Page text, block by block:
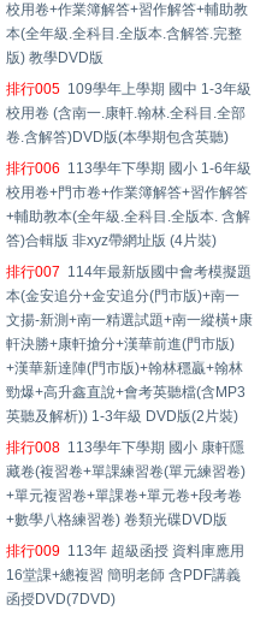
校用卷+作業簿解答+習作解答+輔助教
本(全年級.全科目.全版本.含解答.完整
版) 教學DVD版
排行005 109學年上學期 國中 1-3年級
校用卷 (含南一.康軒.翰林.全科目.全部
卷.含解答)DVD版(本學期包含英聽)
排行006 113學年下學期 國小 1-6年級
校用卷+門市卷+作業簿解答+習作解答
+輔助教本(全年級.全科目.全版本. 含解
答)合輯版 非xyz帶網址版 (4片裝)
排行007 114年最新版國中會考模擬題
本(金安追分+金安追分(門市版)+南一
文揚-新測+南一精選試題+南一縱橫+康
軒決勝+康軒搶分+漢華前進(門市版)
+漢華新達陣(門市版)+翰林穩贏+翰林
勁爆+高升鑫直說+會考英聽檔(含MP3
英聽及解析)) 1-3年級 DVD版(2片裝)
排行008 113學年下學期 國小 康軒隱
藏卷(複習卷+單課練習卷(單元練習卷)
+單元複習卷+單課卷+單元卷+段考卷
+數學八格練習卷) 卷類光碟DVD版
排行009 113年 超級函授 資料庫應用
16堂課+總複習 簡明老師 含PDF講義
函授DVD(7DVD)